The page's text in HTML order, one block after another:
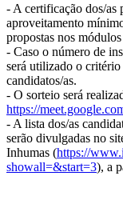
- A certificação dos/as
aproveitamento
propostas nos
- Caso o número de
será utilizado o
candidatos/as.
- O sorteio será
https://
- A lista dos/as
serão divulgadas no
Inhumas (https://
showall=&start=3), a